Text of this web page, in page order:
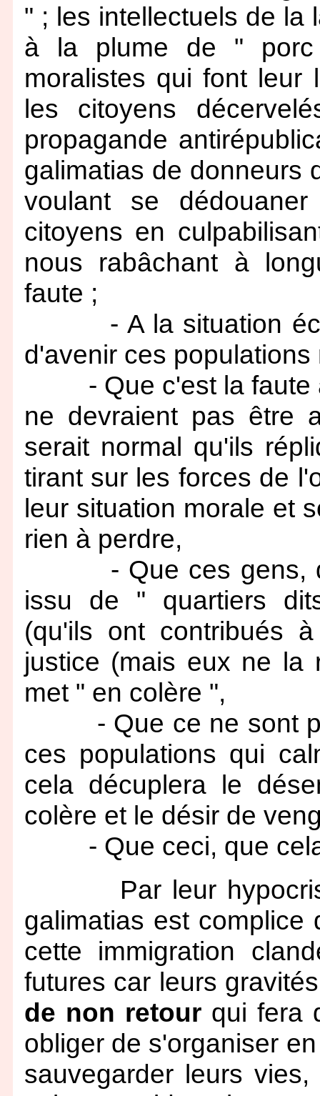
" ; les intellectuels de la
à la plume de "
moralistes qui font
les citoyens
propagande
galimatias de donneurs
voulant se
citoyens en
nous rabâchant à
faute ;
- A la situation
d'avenir ces
- Que c'est la faute à
ne devraient pas être
serait normal qu'ils
tirant sur les forces de
leur situation morale et
rien à perdre,
- Que ces gens,
issu de " quartiers
(qu'ils ont contribués
justice (mais eux ne la
met " en colère ",
- Que ce ne sont
ces populations qui
cela décuplera le
colère et le désir de
- Que ceci, que cela
Par leur hypocrisie
galimatias est
cette immigration
futures car leurs
de non retour qui fera
obliger de s'organiser
sauvegarder leurs